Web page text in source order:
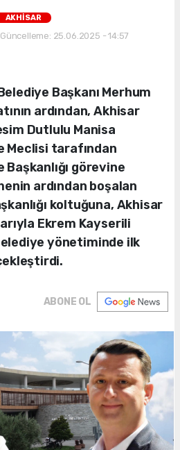
AKHİSAR
25.06.2025 - 14:57
Başkanı Merhum
ardından, Akhisar
Dutlulu Manisa
Meclisi tarafından
görevine
ardından boşalan
koltuğuna, Akhisar
Ekrem Kayserili
yönetiminde ilk
ABONE OL